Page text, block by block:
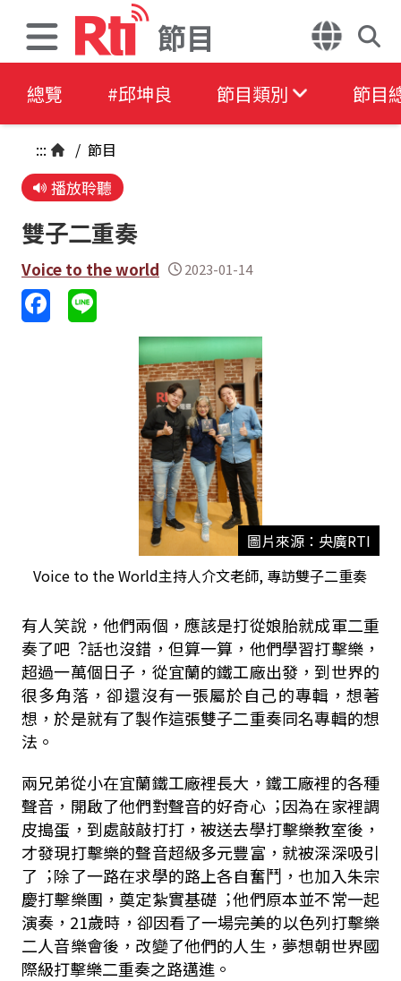
節目
總覽 #邱坤良 節目類別 節目
::: / 節目
播放聆聽
雙⼦⼆重奏
Voice to the world 2023-01-14
圖片來源：央廣RTI
Voice to the World主持人介文老師, 專訪雙⼦⼆重奏
有⼈笑說，他們兩個，應該是打從娘胎就成軍⼆重
奏了吧︖話也沒錯，但算⼀算，他們學習打擊樂，
超過⼀萬個⽇⼦，從宜蘭的鐵⼯廠出發，到世界的
很多角落，卻還沒有⼀張屬於⾃⼰的專輯，想著
想，於是就有了製作這張雙⼦⼆重奏同名專輯的想
法。
兩兄弟從⼩在宜蘭鐵⼯廠裡長⼤，鐵⼯廠裡的各種
聲⾳，開啟了他們對聲⾳的好奇⼼︔因為在家裡調
⽪搗蛋，到處敲敲打打，被送去學打擊樂教室後，
才發現打擊樂的聲⾳超級多元豐富，就被深深吸引
了︔除了⼀路在求學的路上各⾃奮⾾，也加入朱宗
慶打擊樂團，奠定紮實基礎︔他們原本並不常⼀起
演奏，21歲時，卻因看了⼀場完美的以⾊列打擊樂
⼆⼈⾳樂會後，改變了他們的⼈⽣，夢想朝世界國
際級打擊樂⼆重奏之路邁進。